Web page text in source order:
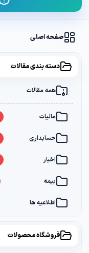
صفحه اصلی
دسته بندی مقالات
همه مقالات
مالیات
حسابداری
اخبار
بیمه
اطلاعیه ها
فروشگاه محصولات